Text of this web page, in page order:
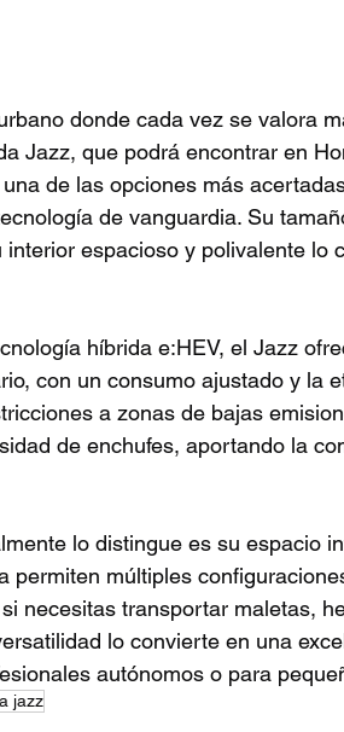
donde cada vez se valora
Jazz, que podrá encontrar en
de las opciones más
de vanguardia. Su
interior espacioso y polivalente lo
híbrida e:HEV, el Jazz
con un consumo ajustado y la
a zonas de bajas
de enchufes, aportando la
lo distingue es su espacio
permiten múltiples
necesitas transportar maletas,
lo convierte en una
autónomos o para
jazz